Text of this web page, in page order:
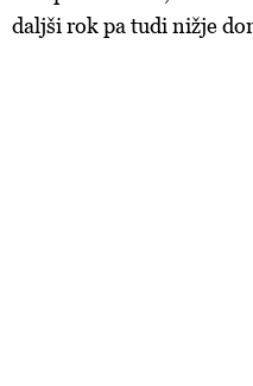
daljši rok pa tudi nižje